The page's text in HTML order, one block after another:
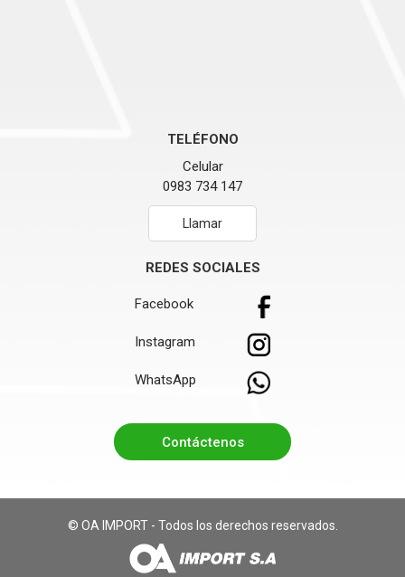
TELÉFONO
Celular
0983 734 147
Llamar
REDES SOCIALES
Facebook
Instagram
WhatsApp
Contáctenos
© OA IMPORT - Todos los derechos reservados.